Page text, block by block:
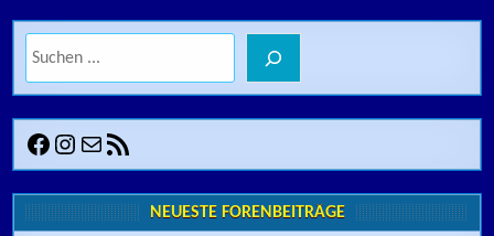
Facebook
Instagram
E-MailRSS-Feed
NEUESTE FORENBEITRÄGE